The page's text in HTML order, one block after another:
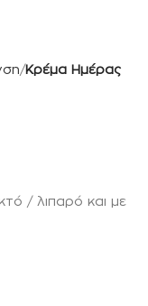
Κρέμα Ημέρας
/ λιπαρό και με